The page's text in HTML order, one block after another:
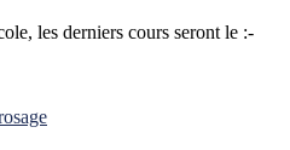
les derniers cours seront le :-